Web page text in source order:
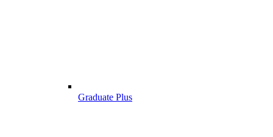
Graduate Plus